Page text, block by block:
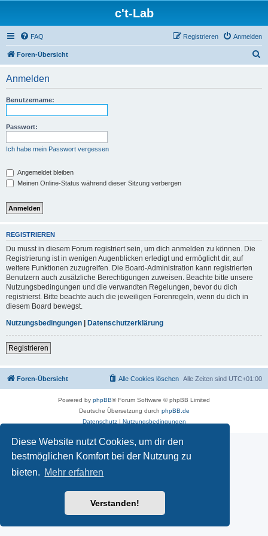
Diese Website nutzt Cookies, um dir den
bestmöglichen Komfort bei der Nutzung zu
bieten. Mehr erfahren
Verstanden!
c't-Lab
FAQ Anmelden
Registrieren
Foren-Übersicht
Anmelden
Benutzername:
Passwort:
Ich habe mein Passwort vergessen
Angemeldet bleiben
Meinen Online-Status während dieser Sitzung verbergen
REGISTRIEREN
Du musst in diesem Forum registriert sein, um dich anmelden zu können. Die
Registrierung ist in wenigen Augenblicken erledigt und ermöglicht dir, auf
weitere Funktionen zuzugreifen. Die Board-Administration kann registrierten
Benutzern auch zusätzliche Berechtigungen zuweisen. Beachte bitte unsere
Nutzungsbedingungen und die verwandten Regelungen, bevor du dich
registrierst. Bitte beachte auch die jeweiligen Forenregeln, wenn du dich in
diesem Board bewegst.
Nutzungsbedingungen | Datenschutzerklärung
Registrieren
Foren-Übersicht Alle Zeiten sind UTC+01:00
Alle Cookies löschen
Powered by phpBB® Forum Software © phpBB Limited
Deutsche Übersetzung durch phpBB.de
Datenschutz| Nutzungsbedingungen